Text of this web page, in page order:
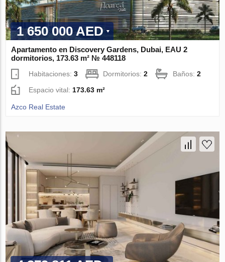
1 650 000 AED
Apartamento en Discovery Gardens, Dubai, EAU 2
dormitorios, 173.63 m² № 448118
Habitaciones:3 Dormitorios:2 Baños:2
Espacio vital: 173.63 m²
Azco Real Estate